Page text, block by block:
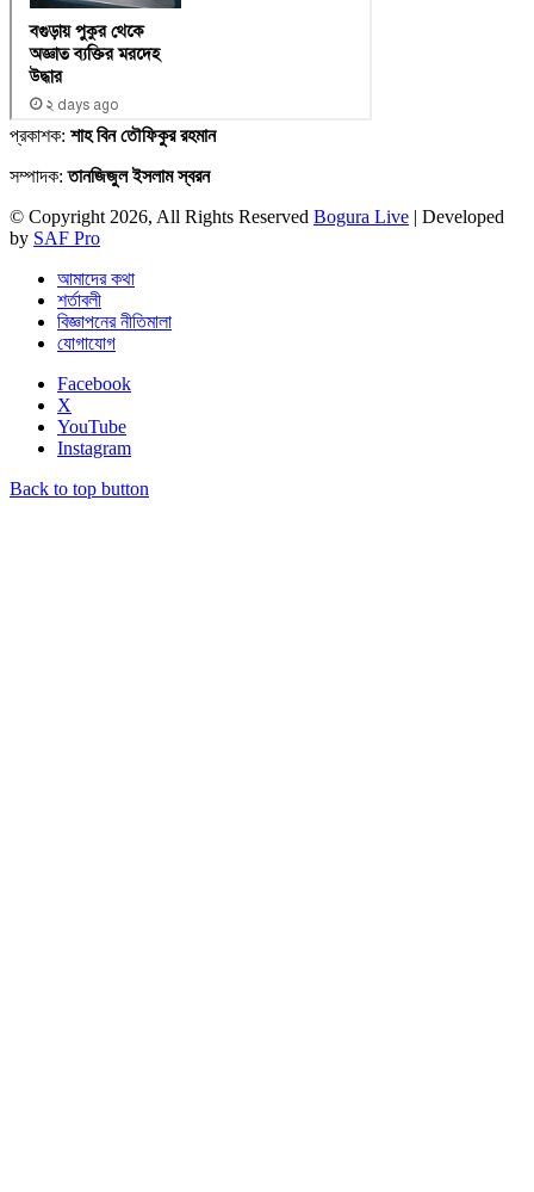
প্রকাশক: শাহ বিন তৌফিকুর রহমান
সম্পাদক:তানজিজুল ইসলাম স্বরন
© Copyright 2026, All Rights Reserved Bogura Live | Developed
by SAF Pro
আমাদের কথা
শর্তাবলী
বিজ্ঞাপনের নীতিমালা
যোগাযোগ
Facebook
X
YouTube
Instagram
Back to top button